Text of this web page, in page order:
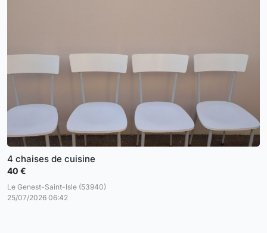
4 chaises de cuisine
40 €
Le Genest-Saint-Isle (53940)
25/07/2026 06:42